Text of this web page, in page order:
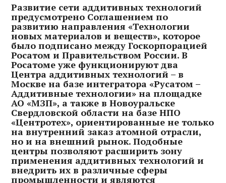
Развитие сети аддитивных технологий
предусмотрено Соглашением по
развитию направления «Технологии
новых материалов и веществ», которое
было подписано между Госкорпорацией
Росатом и Правительством России. В
Росатоме уже функционируют два
Центра аддитивных технологий – в
Москве на базе интегратора «Русатом –
Аддитивные технологии» на площадке
АО «МЗП», а также в Новоуральске
Свердловской области на базе НПО
«Центротех», ориентированные не только
на внутренний заказ атомной отрасли,
но и на внешний рынок. Подобные
центры позволяют расширить зону
применения аддитивных технологий и
внедрить их в различные сферы
промышленности и являются